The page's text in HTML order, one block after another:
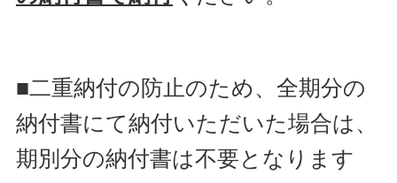
■二重納付の防止のため、全期分の
納付書にて納付いただいた場合は、
期別分の納付書は不要となります